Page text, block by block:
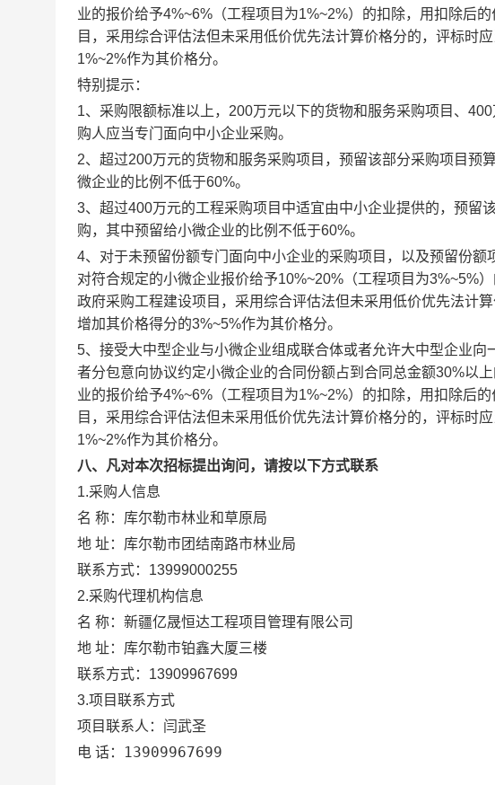
业的报价给予4%~6%（工程项目为1%~2%）的扣除，用扣除后
目，采用综合评估法但未采用低价优先法计算价格分的，评标时
1%~2%作为其价格分。
特别提示：
1、采购限额标准以上，200万元以下的货物和服务采购项目、
购人应当专门面向中小企业采购。
2、超过200万元的货物和服务采购项目，预留该部分采购项目预
微企业的比例不低于60%。
3、超过400万元的工程采购项目中适宜由中小企业提供的，预留
购，其中预留给小微企业的比例不低于60%。
4、对于未预留份额专门面向中小企业的采购项目，以及预留份
对符合规定的小微企业报价给予10%~20%（工程项目为3%~5%
政府采购工程建设项目，采用综合评估法但未采用低价优先法计
增加其价格得分的3%~5%作为其价格分。
5、接受大中型企业与小微企业组成联合体或者允许大中型企业
者分包意向协议约定小微企业的合同份额占到合同总金额30%以
业的报价给予4%~6%（工程项目为1%~2%）的扣除，用扣除后
目，采用综合评估法但未采用低价优先法计算价格分的，评标时
1%~2%作为其价格分。
八、凡对本次招标提出询问，请按以下方式联系
1.采购人信息
名 称： 库尔勒市林业和草原局
地 址： 库尔勒市团结南路市林业局
联系方式： 13999000255
2.采购代理机构信息
名 称： 新疆亿晟恒达工程项目管理有限公司
地 址： 库尔勒市铂鑫大厦三楼
联系方式： 13909967699
3.项目联系方式
项目联系人： 闫武圣
电 话： 13909967699